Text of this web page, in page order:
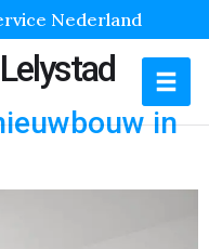
Nederland
in